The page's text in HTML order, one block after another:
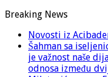
Breaking News
Novosti iz
Šahman sa
je važnost naše
odnosa između